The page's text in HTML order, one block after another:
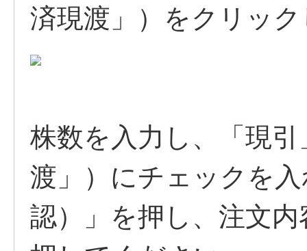
済現渡」）をクリッ
株数を入力し、「現
渡」）にチェックを
認）」を押し、注文